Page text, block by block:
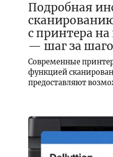
Подробная
с принтера
— шаг за
Современные
функцией
предоставляют